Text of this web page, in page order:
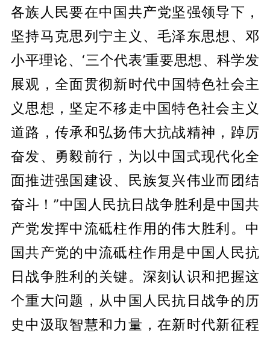
各族人民要在中国共产党坚强领导下，
坚持马克思列宁主义、毛泽东思想、邓
小平理论、‘三个代表’重要思想、科学发
展观，全面贯彻新时代中国特色社会主
义思想，坚定不移走中国特色社会主义
道路，传承和弘扬伟大抗战精神，踔厉
奋发、勇毅前行，为以中国式现代化全
面推进强国建设、民族复兴伟业而团结
奋斗！”中国人民抗日战争胜利是中国共
产党发挥中流砥柱作用的伟大胜利。中
国共产党的中流砥柱作用是中国人民抗
日战争胜利的关键。深刻认识和把握这
个重大问题，从中国人民抗日战争的历
史中汲取智慧和力量，在新时代新征程